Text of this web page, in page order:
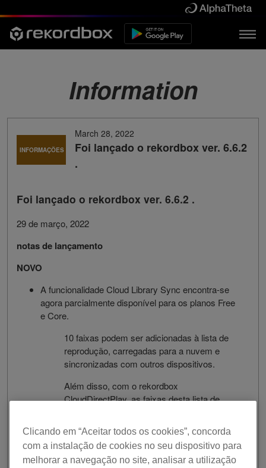
Information
INFORMAÇÕES
March 28, 2022
Foi lançado o rekordbox ver. 6.6.2
.
Foi lançado o rekordbox ver. 6.6.2 .
29 de março, 2022
notas de lançamento
NOVO
A funcionalidade Cloud Library Sync encontra-se
agora parcialmente disponível para os planos Free
e Core.
10 faixas podem ser adicionadas à lista de
reprodução, carregadas para a nuvem e
sincronizadas com outros dispositivos.
Além disso, com o rekordbox
CloudDirectPlay, as faixas desta lista de
no CDJ-3000.
Suporte para dispositivos de armazenamento USB
formatados para exFAT e cartões SD.
Clicando em “Aceitar todos os cookies”, concorda
com a instalação de cookies no seu dispositivo para
melhorar a navegação no site, analisar a utilização